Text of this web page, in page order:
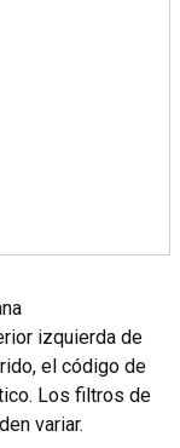
izquierda de
el código de
Los filtros de
variar.